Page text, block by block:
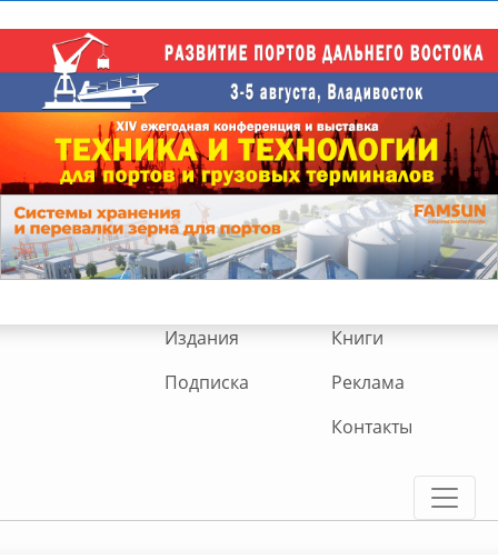
Издания
Книги
Подписка
Реклама
Контакты